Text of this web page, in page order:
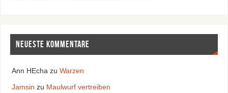
Neueste Kommentare
Ann HEchazu Warzen
Jamsin zu Maulwurf vertreiben